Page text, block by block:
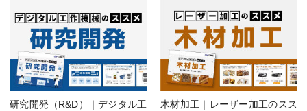
研究開発（R&D）｜デジタル工
木材加工｜レーザー加工のスス